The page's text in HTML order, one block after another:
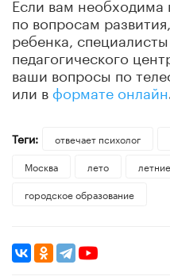
по вопросам
ребенка,
педагогического
ваши вопросы по
или вформате онлайн
Теги: отвечает психолог
Москва
лето
городское образование